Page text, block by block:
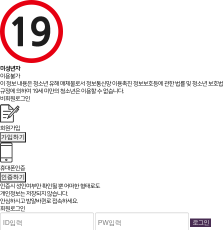
미성년자
이용불가
이 정보 내용은 청소년 유해 매체물로서 정보통신망 이용촉진 정보보호등에 관한 법률 및 청소년 보호법
규정에 의하여 19세 미만의 청소년은 이용할 수 없습니다.
비회원로그인
회원가입
가입하기
휴대폰인증
인증하기
인증시 성인여부만 확인될 뿐어떠한 형태로도
개인정보는 저장되지 않습니다.
안심하시고 밤알바퀸로 접속하세요.
회원로그인